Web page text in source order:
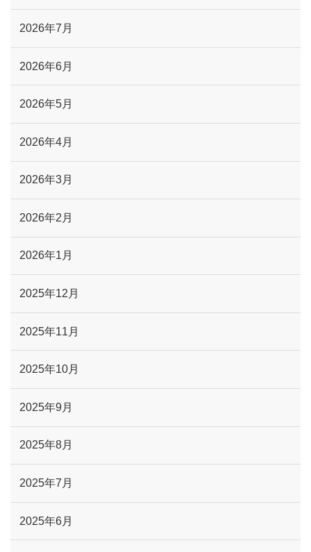
2026年7月
2026年6月
2026年5月
2026年4月
2026年3月
2026年2月
2026年1月
2025年12月
2025年11月
2025年10月
2025年9月
2025年8月
2025年7月
2025年6月